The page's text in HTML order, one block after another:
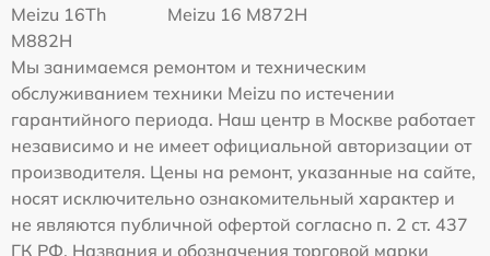
Meizu 16Th
M882H
Meizu 16 M872H
Мы занимаемся ремонтом и техническим
обслуживанием техники Meizu по истечении
гарантийного периода. Наш центр в Москве работает
независимо и не имеет официальной авторизации от
производителя. Цены на ремонт, указанные на сайте,
носят исключительно ознакомительный характер и
не являются публичной офертой согласно п. 2 ст. 437
ГК РФ. Названия и обозначения торговой марки